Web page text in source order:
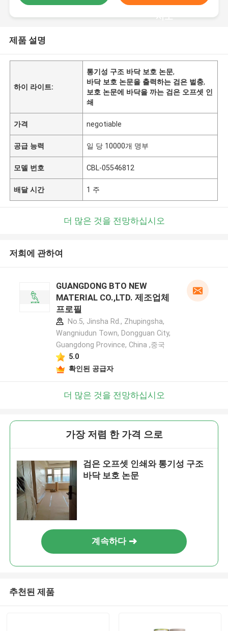
시오
제품 설명
하이 라이트:
통기성 구조 바닥 보호 논문,
바닥 보호 논문을 출력하는 검은 벌충,
보호 논문에 바닥을 까는 검은 오프셋 인
쇄
가격 negotiable
공급 능력 일 당 10000개 명부
모델 번호 CBL-05546812
배달 시간 1 주
더 많은 것을 전망하십시오
저희에 관하여
GUANGDONG BTO NEW
MATERIAL CO.,LTD. 제조업체
프로필
No.5, Jinsha Rd., Zhupingsha,
Wangniudun Town, Dongguan City,
Guangdong Province, China ,중국
5.0
확인된 공급자
더 많은 것을 전망하십시오
가장 저렴 한 가격 으로
검은 오프셋 인쇄와 통기성 구조
바닥 보호 논문
계속하다
추천된 제품